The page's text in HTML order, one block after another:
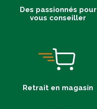
Des passionnés pour
vous conseiller
Retrait en magasin